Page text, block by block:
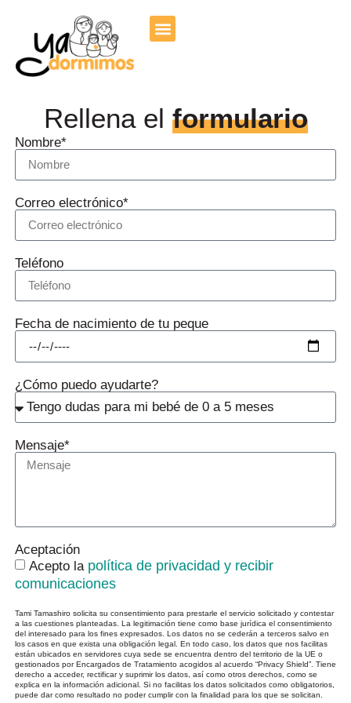
Rellena el formulario
Nombre*
Correo electrónico*
Teléfono
Fecha de nacimiento de tu peque
¿Cómo puedo ayudarte?
Mensaje*
Aceptación
Acepto la política de privacidad y recibir
comunicaciones
Tami Tamashiro solicita su consentimiento para prestarle el servicio solicitado y contestar
a las cuestiones planteadas. La legitimación tiene como base jurídica el consentimiento
del interesado para los fines expresados. Los datos no se cederán a terceros salvo en
los casos en que exista una obligación legal. En todo caso, los datos que nos facilitas
están ubicados en servidores cuya sede se encuentra dentro del territorio de la UE o
gestionados por Encargados de Tratamiento acogidos al acuerdo “Privacy Shield”. Tiene
derecho a acceder, rectificar y suprimir los datos, así como otros derechos, como se
explica en la información adicional. Si no facilitas los datos solicitados como obligatorios,
puede dar como resultado no poder cumplir con la finalidad para los que se solicitan.